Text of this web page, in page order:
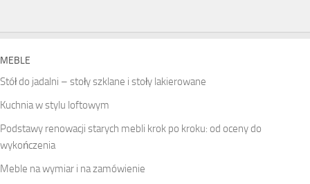
MEBLE
Stół do jadalni – stoły szklane i stoły lakierowane
Kuchnia w stylu loftowym
Podstawy renowacji starych mebli krok po kroku: od oceny do
wykończenia
Meble na wymiar i na zamówienie